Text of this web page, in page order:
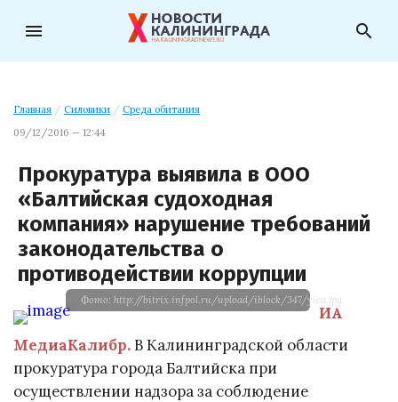
menu search
Главная / Силовики / Среда обитания
09/12/2016 — 12:44
Прокуратура выявила в ООО
«Балтийская судоходная
компания» нарушение требований
законодательства о
противодействии коррупции
Фото: http://bitrix.infpol.ru/upload/iblock/347/yica.jpg
ИА
МедиаКалибр.В Калининградской области
прокуратура города Балтийска при
осуществлении надзора за соблюдение